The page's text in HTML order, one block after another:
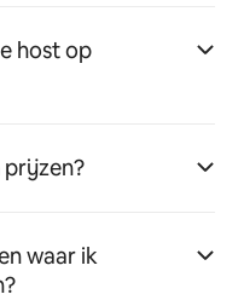
host op
prijzen?
waar ik